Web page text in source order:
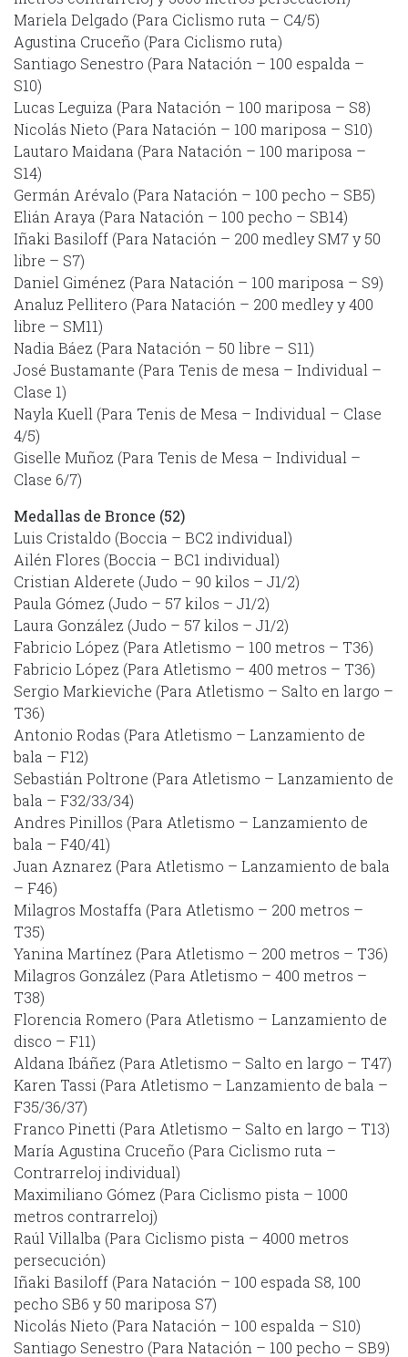
Mariela Delgado (Para Ciclismo ruta – C4/5)
Agustina Cruceño (Para Ciclismo ruta)
Santiago Senestro (Para Natación – 100 espalda –
S10)
Lucas Leguiza (Para Natación – 100 mariposa – S8)
Nicolás Nieto (Para Natación – 100 mariposa – S10)
Lautaro Maidana (Para Natación – 100 mariposa –
S14)
Germán Arévalo (Para Natación – 100 pecho – SB5)
Elián Araya (Para Natación – 100 pecho – SB14)
Iñaki Basiloff (Para Natación – 200 medley SM7 y 50
libre – S7)
Daniel Giménez (Para Natación – 100 mariposa – S9)
Analuz Pellitero (Para Natación – 200 medley y 400
libre – SM11)
Nadia Báez (Para Natación – 50 libre – S11)
José Bustamante (Para Tenis de mesa – Individual –
Clase 1)
Nayla Kuell (Para Tenis de Mesa – Individual – Clase
4/5)
Giselle Muñoz (Para Tenis de Mesa – Individual –
Clase 6/7)
Medallas de Bronce (52)
Luis Cristaldo (Boccia – BC2 individual)
Ailén Flores (Boccia – BC1 individual)
Cristian Alderete (Judo – 90 kilos – J1/2)
Paula Gómez (Judo – 57 kilos – J1/2)
Laura González (Judo – 57 kilos – J1/2)
Fabricio López (Para Atletismo – 100 metros – T36)
Fabricio López (Para Atletismo – 400 metros – T36)
Sergio Markieviche (Para Atletismo – Salto en largo –
T36)
Antonio Rodas (Para Atletismo – Lanzamiento de
bala – F12)
Sebastián Poltrone (Para Atletismo – Lanzamiento de
bala – F32/33/34)
Andres Pinillos (Para Atletismo – Lanzamiento de
bala – F40/41)
Juan Aznarez (Para Atletismo – Lanzamiento de bala
– F46)
Milagros Mostaffa (Para Atletismo – 200 metros –
T35)
Yanina Martínez (Para Atletismo – 200 metros – T36)
Milagros González (Para Atletismo – 400 metros –
T38)
Florencia Romero (Para Atletismo – Lanzamiento de
disco – F11)
Aldana Ibáñez (Para Atletismo – Salto en largo – T47)
Karen Tassi (Para Atletismo – Lanzamiento de bala –
F35/36/37)
Franco Pinetti (Para Atletismo – Salto en largo – T13)
María Agustina Cruceño (Para Ciclismo ruta –
Contrarreloj individual)
Maximiliano Gómez (Para Ciclismo pista – 1000
metros contrarreloj)
Raúl Villalba (Para Ciclismo pista – 4000 metros
persecución)
Iñaki Basiloff (Para Natación – 100 espada S8, 100
pecho SB6 y 50 mariposa S7)
Nicolás Nieto (Para Natación – 100 espalda – S10)
Santiago Senestro (Para Natación – 100 pecho – SB9)